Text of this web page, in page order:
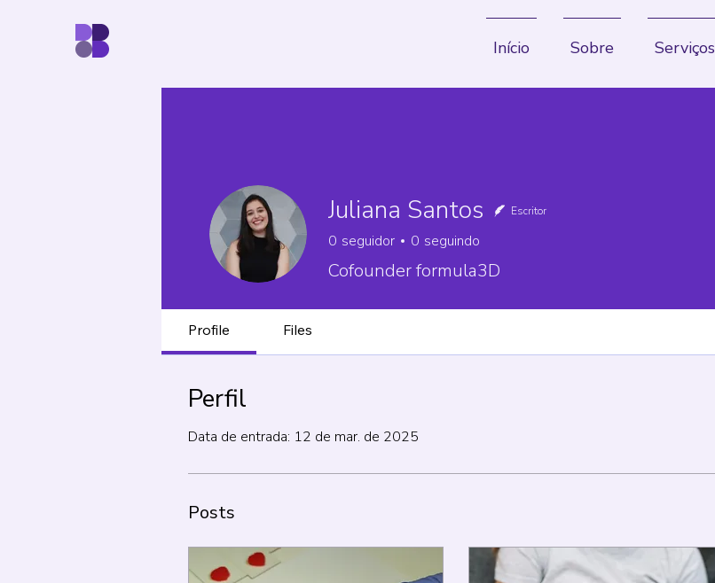
Início Sobre Serviços
Juliana Santos Escritor
0 seguidor 0 seguindo
Cofounder formula3D
Profile Files
Perfil
Data de entrada: 12 de mar. de 2025
Posts